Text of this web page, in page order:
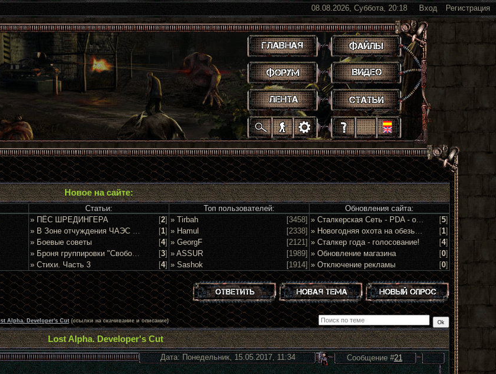
Вход Регистрация
08.08.2026, Суббота, 20:18
.
.
.
.
.
.
. . . . .
Новое на сайте:
Статьи: Топ пользователей:
Обновления сайта:
» ПЁС ШРЕДИНГЕРА [2]
» В Зоне отчуждения ЧАЭС задержан очередной сталкер
[1]
» Боевые советы
[4]
» Броня группировки "Свобода"
[3]
» Стихи. Часть 3
[4]
» Tirbah
[3458]
» Hamul
[2338]
» GeorgF
[2121]
» ASSUR
[1989]
» Sashok
[1914]
» Сталкерская Сеть - PDA - обсуждение и предложения [5]
» Новогодняя охота на обезьян 2016!
[1]
» Сталкер года - голосование!
[4]
» Обновление магазина
[0]
» Отключение рекламы
[0]
Alpha. Developer's Cut (ссылки на скачивание и описание)
Lost Alpha. Developer's Cut
Дата: Понедельник, 15.05.2017, 11:34 Сообщение #21